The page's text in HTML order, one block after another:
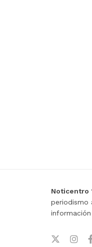
Noticentro
periodismo